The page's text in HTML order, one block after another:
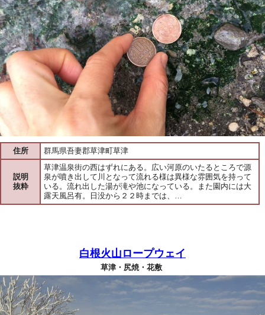
住所 群馬県吾妻郡草津町草津
説明
抜粋
草津温泉街の西はずれにある。広い河原のいたるところで源
泉が噴き出して川となって流れる様は異様な雰囲気を持って
いる。流れ出した湯が滝や池になっている。また園内には大
露天風呂有。日没から２２時までは、…
白根火山ロープウェイ
草津・尻焼・花敷